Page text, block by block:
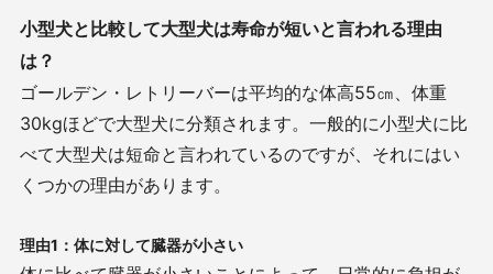
小型犬と比較して大型犬は寿命が短いと言われる理由
は？
ゴールデン・レトリーバーは平均的な体高55㎝、体重
30kgほどで大型犬に分類されます。一般的に小型犬に比
べて大型犬は短命と言われているのですが、それにはい
くつかの理由があります。
理由1 ：体に対して臓器が小さい